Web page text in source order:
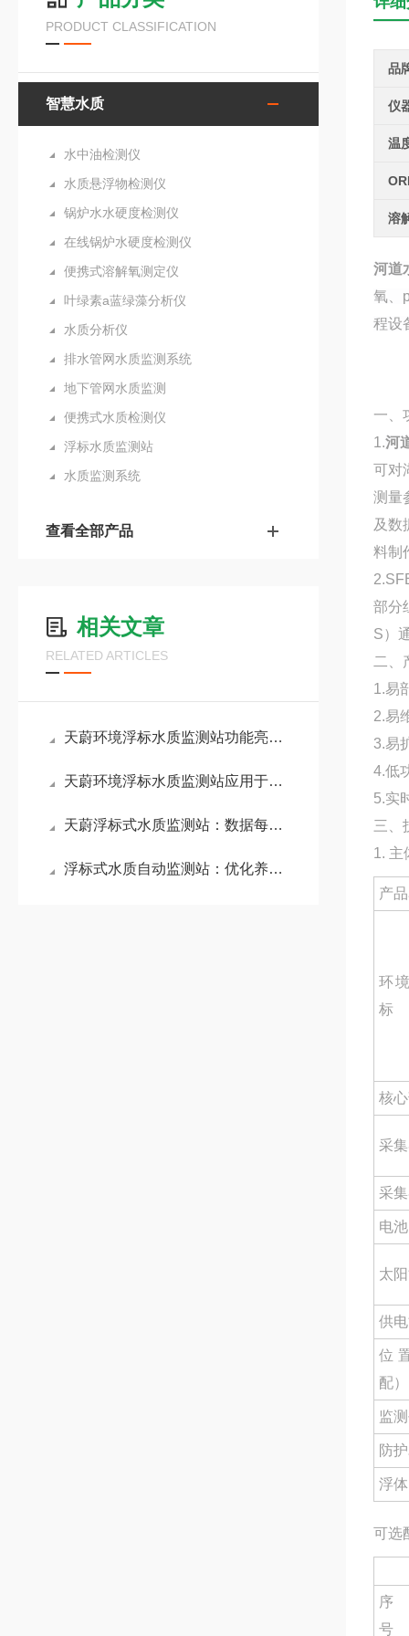
PRODUCT CLASSIFICATION
智慧水质
水中油检测仪
水质悬浮物检测仪
锅炉水水硬度检测仪
在线锅炉水硬度检测仪
便携式溶解氧测定仪
叶绿素a蓝绿藻分析仪
水质分析仪
排水管网水质监测系统
地下管网水质监测
便携式水质检测仪
浮标水质监测站
水质监测系统
查看全部产品
相关文章
RELATED ARTICLES
天蔚环境浮标水质监测站功能亮点：自动回传数据，为水环境治理提供实时依据
天蔚环境浮标水质监测站应用于：生态治理、污染监管与科研等领域
天蔚浮标式水质监测站：数据每分钟自动更新，提升环境数据反馈的及时性
浮标式水质自动监测站：优化养殖水域环境，提高水产品的生产速度和质量
品
仪
温
溶
河道
氧、
程设
一、
1.河
可对
测量
及数
料制
2.
部分
S）
二、
1.易
2.易
3.易
4.低
5.实
三、
1. 主
产
环
标
核
采
采
电池
太
供
位
配）
监
防
浮体
可选
序
号